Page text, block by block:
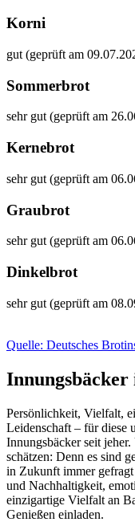
Korni
gut (geprüft am
Sommerbrot
sehr gut (geprüft am
Kernebrot
sehr gut (geprüft am
Graubrot
sehr gut (geprüft am
Dinkelbrot
sehr gut (geprüft am
Quelle: Deutsches
Innungsbäcker
Persönlichkeit, Vielfalt,
Leidenschaft – für diese
Innungsbäcker seit
schätzen: Denn es sind
in Zukunft immer
und Nachhaltigkeit,
einzigartige Vielfalt an
Genießen einladen.